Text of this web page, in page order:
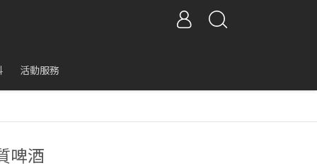
活動服務
啤酒